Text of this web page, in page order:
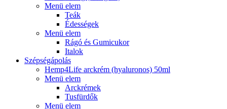
Menü elem
Teák
Édességek
Menü elem
Rágó és Gumicukor
Italok
Szépségápolás
Hemp4Life arckrém (hyaluronos) 50ml
Menü elem
Arckrémek
Tusfürdők
Menü elem